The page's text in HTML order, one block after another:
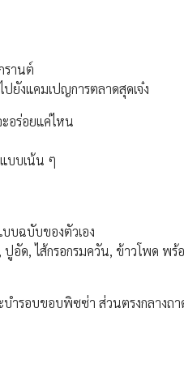
รานต์
ยังแคมเปญการตลาดสุดเจ๋ง
อร่อยแค่ไหน
บบเน้น ๆ
บฉบับของตัวเอง
อัด, ไส้กรอกรมควัน, ข้าวโพด พ
ำรอบขอบพิซซ่า ส่วนตรงกลางถ